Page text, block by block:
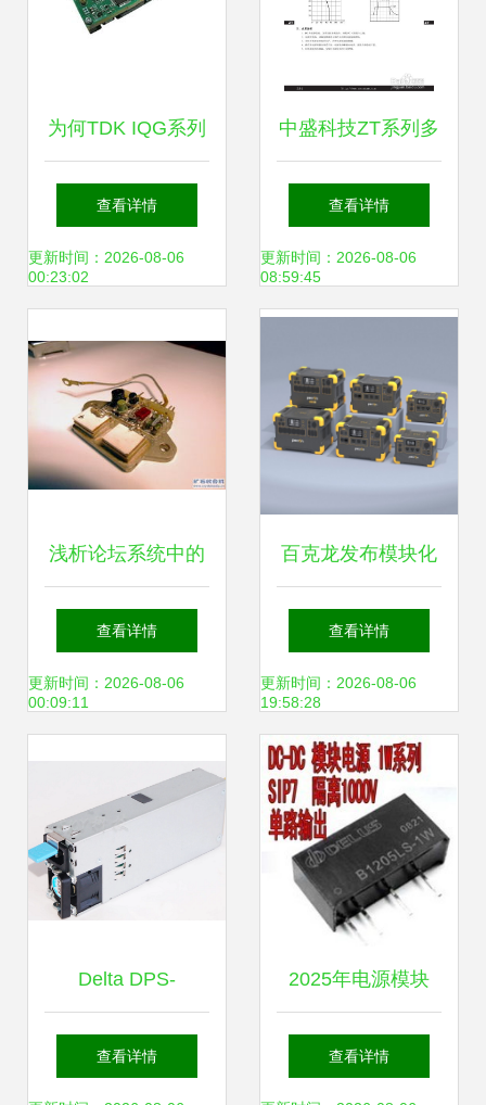
为何TDK IQG系列
直流电源变换器价
格相对较高 价值分
查看详情
更新时间：2026-08-06
00:23:02
中盛科技ZT系列多
路输出模块电源产
品说明书
查看详情
更新时间：2026-08-06
08:59:45
浅析论坛系统中的
电源模块应用 从军
用品到Discuz与其
查看详情
更新时间：2026-08-06
00:09:11
百克龙发布模块化
大容量户外电源 内
置磷酸铁锂电芯，
至高8度电
查看详情
更新时间：2026-08-06
19:58:28
Delta DPS-
1200AB-16S评测
查看详情
2025年电源模块
24V转15V最新最
查看详情